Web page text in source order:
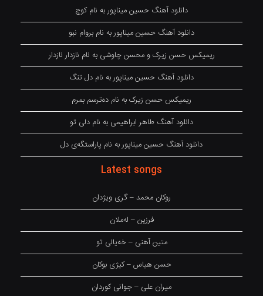
دانلود آهنگ حسین میناپور به نام کوچ
دانلود آهنگ حسین میناپور به نام بروام نبو
ریمیکس حسن زیرک و محسن چاوشی به نام نازدار نازدار
دانلود آهنگ حسین میناپور به نام دل تنگ
ریمیکس حسن زیرک به نام دەترسم بمرم
دانلود آهنگ طاهر ابراهیمی به نام دلی تو
دانلود آهنگ حسین میناپور به نام پاراستگەی دل
Latest songs
روکان محمد – گری ویژدان
فرزین – لەملان
متین آهنی – خەیالی تو
حسن هیاس – کیژی بوکان
میران علی – جوانی کوردان